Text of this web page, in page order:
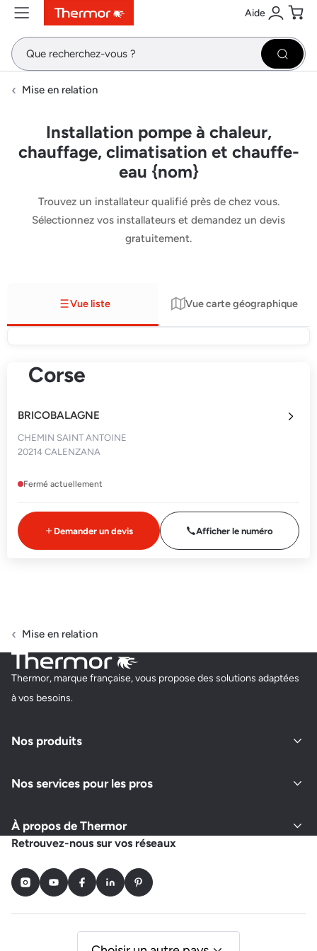
ContenuMenuRecherche Aide
Se
Mise en relation
Installation pompe à chaleur,
chauffage, climatisation et chauffe-
eau {nom}
Trouvez un installateur qualifié près de chez vous.
Sélectionnez vos installateurs et demandez un devis
gratuitement.
Vue liste Vue carte géographique
Corse
BRICOBALAGNE
CHEMIN SAINT ANTOINE
20214 CALENZANA
Fermé actuellement
Demander un devis Afficher le numéro
Mise en relation
Thermor, marque française, vous propose des solutions adaptées
à vos besoins.
Nos produits
Nos services pour les pros
À propos de Thermor
Retrouvez-nous sur vos réseaux
InstagramYoutubeFacebookLinkedInPinterest